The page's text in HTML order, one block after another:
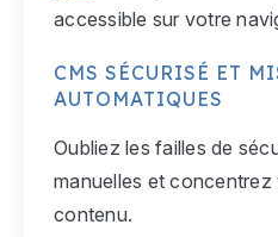
accessible sur votre
CMS SÉCURISÉ ET
AUTOMATIQUES
Oubliez les failles de
manuelles et
contenu.